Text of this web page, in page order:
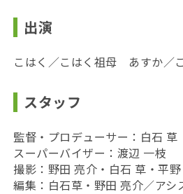
出演
こはく ／こはく祖母 あすか／
スタッフ
監督・プロデューサー：白石 草
スーパーバイザー：渡辺 一枝
撮影： 野田 亮介・白石 草・平
編集：白石草・野田 亮介／アシ